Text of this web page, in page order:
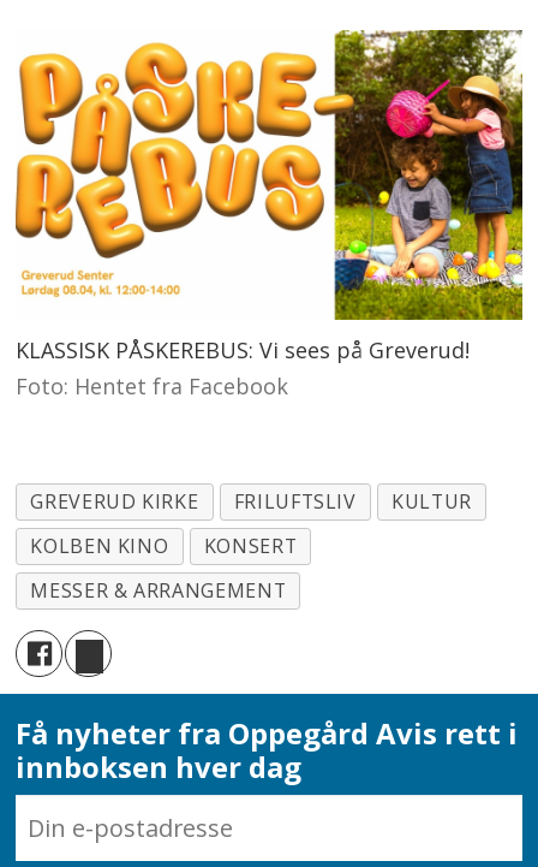
KLASSISK PÅSKEREBUS: Vi sees på Greverud!
Foto: Hentet fra Facebook
GREVERUD KIRKE FRILUFTSLIV
KULTUR
KOLBEN KINO
KONSERT
MESSER & ARRANGEMENT
Få nyheter fra Oppegård Avis rett i
innboksen hver dag